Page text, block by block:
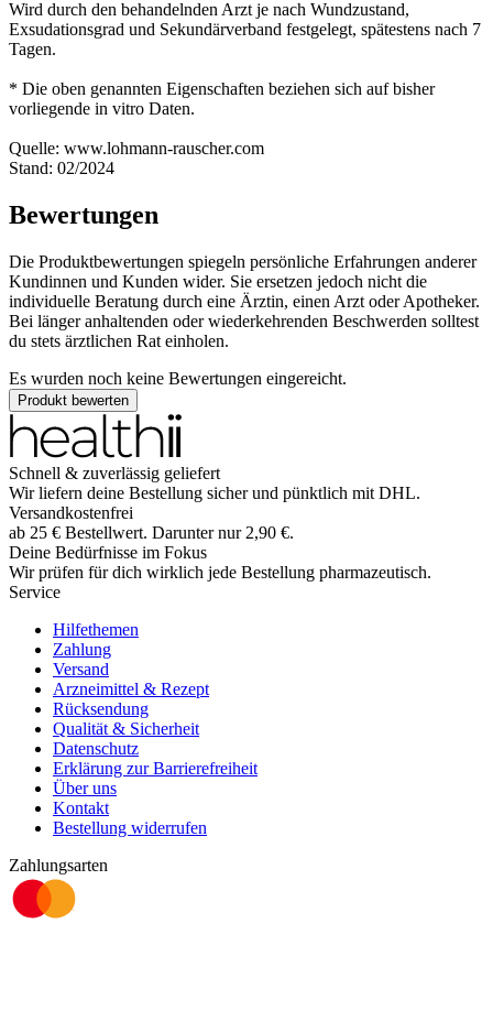
Wird durch den behandelnden Arzt je nach Wundzustand,
Exsudationsgrad und Sekundärverband festgelegt, spätestens nach 7
Tagen.
* Die oben genannten Eigenschaften beziehen sich auf bisher
vorliegende in vitro Daten.
Quelle: www.lohmann-rauscher.com
Stand: 02/2024
Bewertungen
Die Produktbewertungen spiegeln persönliche Erfahrungen anderer
Kundinnen und Kunden wider. Sie ersetzen jedoch nicht die
individuelle Beratung durch eine Ärztin, einen Arzt oder Apotheker.
Bei länger anhaltenden oder wiederkehrenden Beschwerden solltest
du stets ärztlichen Rat einholen.
Es wurden noch keine Bewertungen eingereicht.
Produkt bewerten
Schnell & zuverlässig geliefert
Wir liefern deine Bestellung sicher und pünktlich mit DHL.
Versandkostenfrei
ab 25 € Bestellwert. Darunter nur 2,90 €.
Deine Bedürfnisse im Fokus
Wir prüfen für dich wirklich jede Bestellung pharmazeutisch.
Service
Hilfethemen
Zahlung
Versand
Arzneimittel & Rezept
Rücksendung
Qualität & Sicherheit
Datenschutz
Erklärung zur Barrierefreiheit
Über uns
Kontakt
Bestellung widerrufen
Zahlungsarten